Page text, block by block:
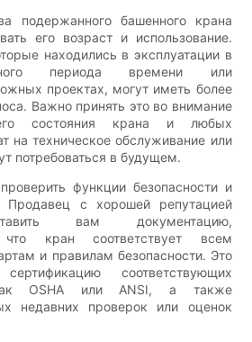
подержанного башенного крана
его возраст и использование.
находились в эксплуатации в
периода времени или
проектах, могут иметь более
Важно принять это во внимание
состояния крана и любых
на техническое обслуживание или
потребоваться в будущем.
функции безопасности и
Продавец с хорошей репутацией
вам документацию,
кран соответствует всем
и правилам безопасности. Это
соответствующих
OSHA или ANSI, а также
недавних проверок или оценок